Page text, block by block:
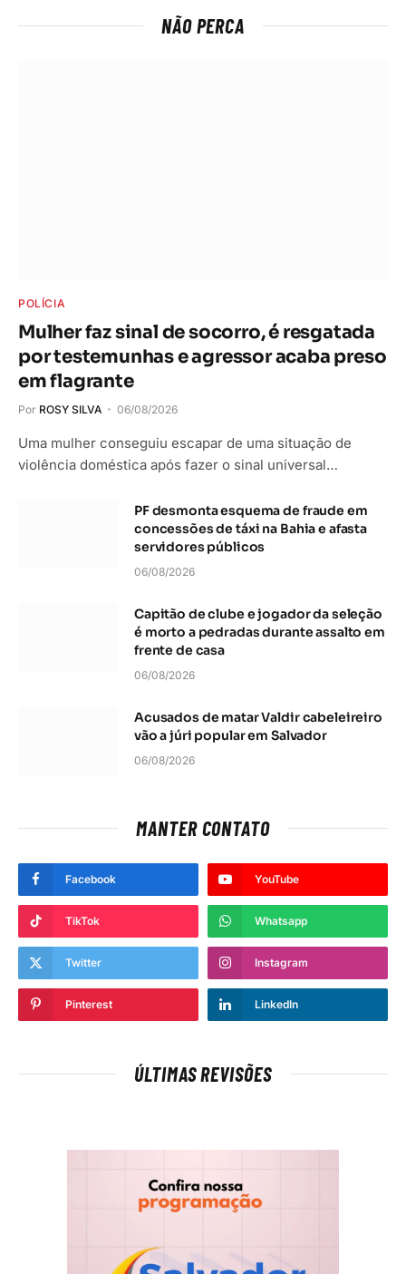
NÃO PERCA
POLÍCIA
Mulher faz sinal de socorro, é resgatada
por testemunhas e agressor acaba preso
em flagrante
Por ROSY SILVA 06/08/2026
Uma mulher conseguiu escapar de uma situação de
violência doméstica após fazer o sinal universal…
PF desmonta esquema de fraude em
concessões de táxi na Bahia e afasta
servidores públicos
06/08/2026
Capitão de clube e jogador da seleção
é morto a pedradas durante assalto em
frente de casa
06/08/2026
Acusados de matar Valdir cabeleireiro
vão a júri popular em Salvador
06/08/2026
MANTER CONTATO
Facebook YouTube
TikTok Whatsapp
Twitter Instagram
Pinterest LinkedIn
ÚLTIMAS REVISÕES